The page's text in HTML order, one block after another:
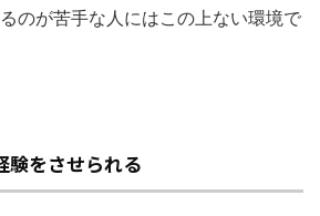
のが苦手な人にはこの上ない環境で
験をさせられる